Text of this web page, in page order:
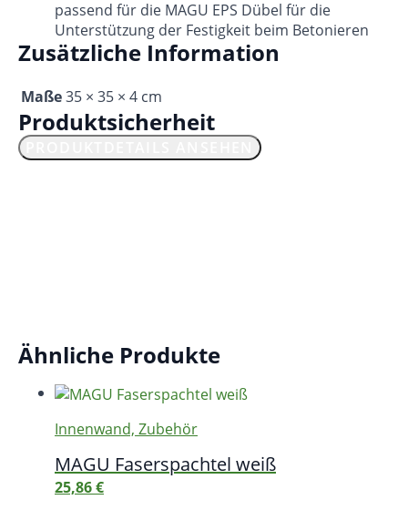
passend für die MAGU EPS Dübel für die
Unterstützung der Festigkeit beim Betonieren
Zusätzliche Information
Maße35 × 35 × 4 cm
Produktsicherheit
Ähnliche Produkte
Innenwand, Zubehör
MAGU Faserspachtel weiß
25,86€